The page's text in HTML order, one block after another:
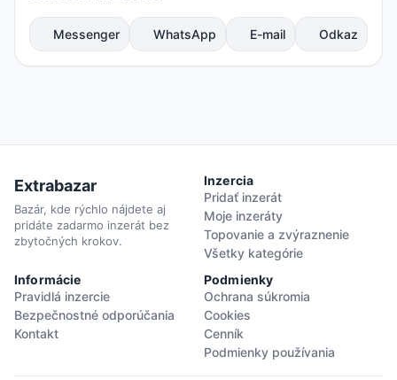
Messenger WhatsApp E-mail Odkaz
Extrabazar
Bazár, kde rýchlo nájdete aj
pridáte zadarmo inzerát bez
zbytočných krokov.
Inzercia
Pridať inzerát
Moje inzeráty
Topovanie a zvýraznenie
Všetky kategórie
Informácie
Pravidlá inzercie
Bezpečnostné odporúčania
Kontakt
Podmienky
Ochrana súkromia
Cookies
Cenník
Podmienky používania